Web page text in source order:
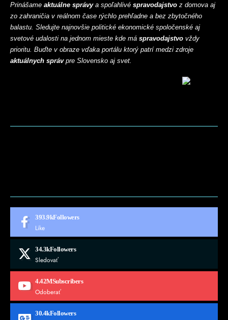
Prinášame aktuálne správya spoľahlivé spravodajstvo z domova aj
zo zahraničia v reálnom čase rýchlo prehľadne a bez zbytočného
balastu. Sledujte najnovšie politické ekonomické spoločenské aj
svetové udalosti na jednom mieste kde má spravodajstvo vždy
prioritu. Buďte v obraze vďaka portálu ktorý patrí medzi zdroje
aktuálnych správpre Slovensko aj svet.
393.9kFollowers
Like
34.3kFollowers
Sledovať
4.42MSubscribers
Odoberať
30.4kFollowers